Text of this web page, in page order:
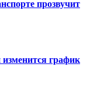
прозвучит
график